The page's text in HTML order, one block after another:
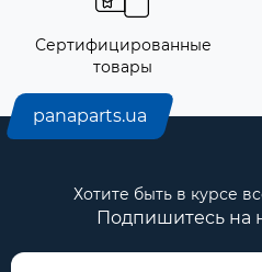
Сертифицированные
товары
panaparts.ua
Хотите быть в курсе
Подпишитесь на